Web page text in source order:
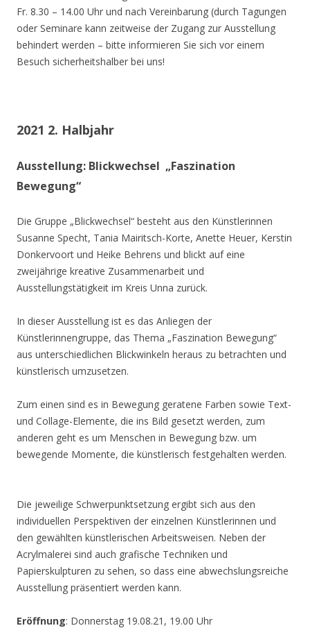
Fr. 8.30 – 14.00 Uhr und nach Vereinbarung (durch Tagungen
oder Seminare kann zeitweise der Zugang zur Ausstellung
behindert werden – bitte informieren Sie sich vor einem
Besuch sicherheitshalber bei uns!
2021 2. Halbjahr
Ausstellung: Blickwechsel „Faszination
Bewegung“
Die Gruppe „Blickwechsel“ besteht aus den Künstlerinnen
Susanne Specht, Tania Mairitsch-Korte, Anette Heuer, Kerstin
Donkervoort und Heike Behrens und blickt auf eine
zweijährige kreative Zusammenarbeit und
Ausstellungstätigkeit im Kreis Unna zurück.
In dieser Ausstellung ist es das Anliegen der
Künstlerinnengruppe, das Thema „Faszination Bewegung“
aus unterschiedlichen Blickwinkeln heraus zu betrachten und
künstlerisch umzusetzen.
Zum einen sind es in Bewegung geratene Farben sowie Text-
und Collage-Elemente, die ins Bild gesetzt werden, zum
anderen geht es um Menschen in Bewegung bzw. um
bewegende Momente, die künstlerisch festgehalten werden.
Die jeweilige Schwerpunktsetzung ergibt sich aus den
individuellen Perspektiven der einzelnen Künstlerinnen und
den gewählten künstlerischen Arbeitsweisen. Neben der
Acrylmalerei sind auch grafische Techniken und
Papierskulpturen zu sehen, so dass eine abwechslungsreiche
Ausstellung präsentiert werden kann.
Eröffnung: Donnerstag 19.08.21, 19.00 Uhr